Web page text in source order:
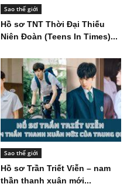
Sao thế giới
Hồ sơ TNT Thời Đại Thiếu
Niên Đoàn (Teens In Times)...
Sao thế giới
Hồ sơ Trần Triết Viễn – nam
thần thanh xuân mới...